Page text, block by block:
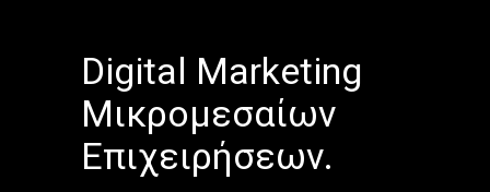
Digital Marketing
Μικρομεσαίων
Επιχειρήσεων.